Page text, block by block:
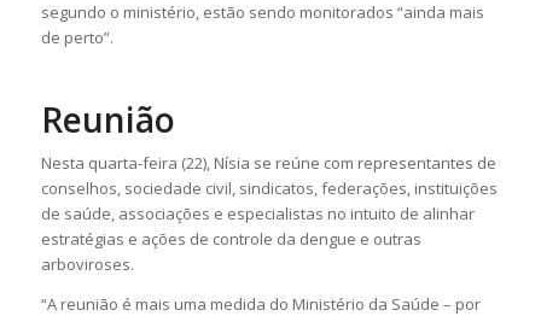
segundo o ministério, estão sendo monitorados “ainda mais
de perto”.
Reunião
Nesta quarta-feira (22), Nísia se reúne com representantes de
conselhos, sociedade civil, sindicatos, federações, instituições
de saúde, associações e especialistas no intuito de alinhar
estratégias e ações de controle da dengue e outras
arboviroses.
“A reunião é mais uma medida do Ministério da Saúde – por